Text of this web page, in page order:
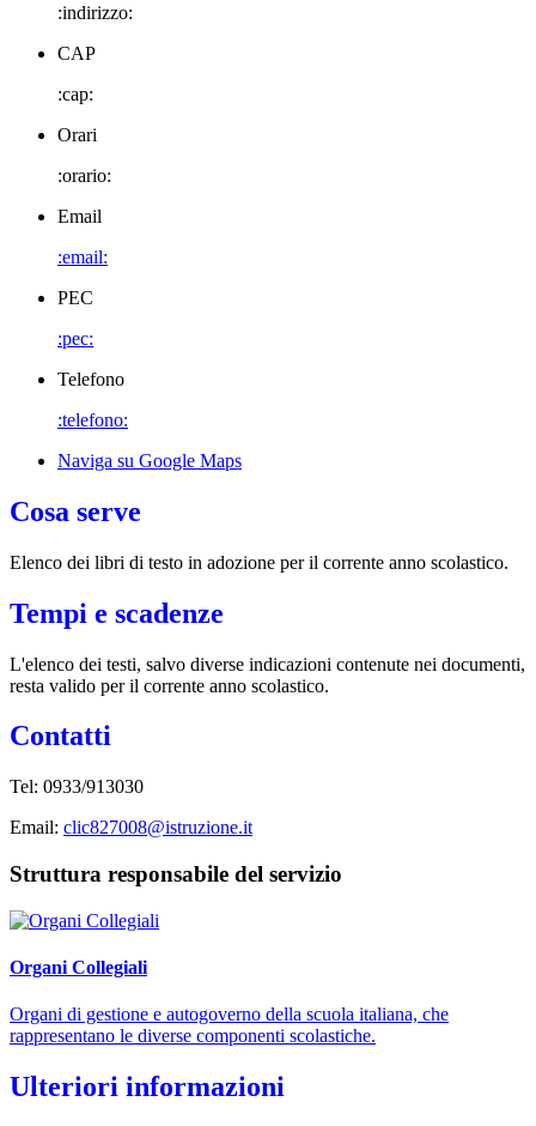
:indirizzo:
CAP
:cap:
Orari
:orario:
Email
:email:
PEC
:pec:
Telefono
:telefono:
Naviga su Google Maps
Cosa serve
Elenco dei libri di testo in adozione per il corrente anno scolastico.
Tempi e scadenze
L'elenco dei testi, salvo diverse indicazioni contenute nei documenti,
resta valido per il corrente anno scolastico.
Contatti
Tel: 0933/913030
Email: clic827008@istruzione.it
Struttura responsabile del servizio
Organi Collegiali
Organi di gestione e autogoverno della scuola italiana, che
rappresentano le diverse componenti scolastiche.
Ulteriori informazioni